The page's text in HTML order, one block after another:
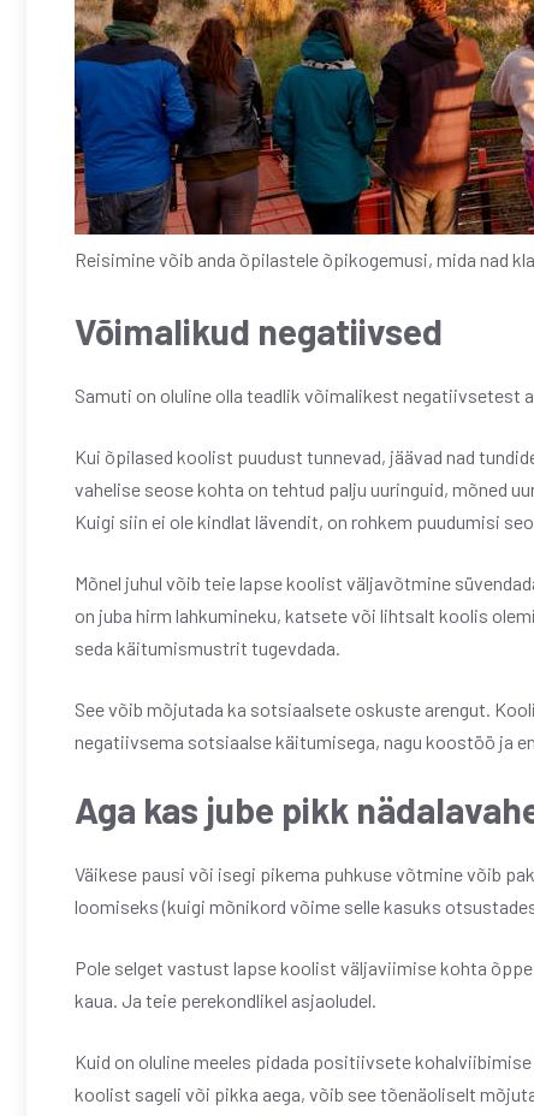
Reisimine võib anda õpilastele õpikogemusi, mida nad
Võimalikud negatiivsed
Samuti on oluline olla teadlik võimalikest
Kui õpilased koolist puudust tunnevad, jäävad nad
vahelise seose kohta on tehtud palju uuringuid, mõned
Kuigi siin ei ole kindlat lävendit, on rohkem puudumisi
Mõnel juhul võib teie lapse koolist väljavõtmine
on juba hirm lahkumineku, katsete või lihtsalt koolis
seda käitumismustrit tugevdada.
See võib mõjutada ka sotsiaalsete oskuste arengut.
negatiivsema sotsiaalse käitumisega, nagu koostöö ja
Aga kas jube pikk
Väikese pausi või isegi pikema puhkuse võtmine võib
loomiseks (kuigi mõnikord võime selle kasuks
Pole selget vastust lapse koolist väljaviimise kohta
kaua. Ja teie perekondlikel asjaoludel.
Kuid on oluline meeles pidada positiivsete
koolist sageli või pikka aega, võib see tõenäoliselt